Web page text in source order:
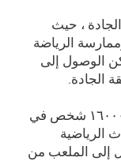
، حيث
الرياضة
الوصول إلى
تم بناء ملعب الشارقة للكريكيت بسعة ۱٦۰۰۰ شخص في
الرياضية
إلى الملعب من